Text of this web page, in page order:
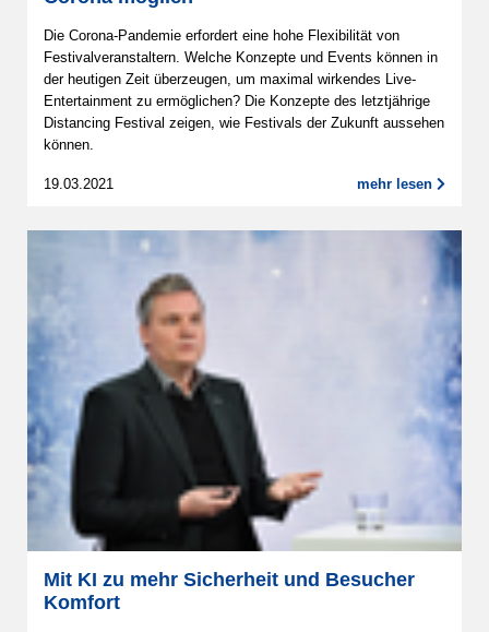
Die Corona-Pandemie erfordert eine hohe Flexibilität von
Festivalveranstaltern. Welche Konzepte und Events können in
der heutigen Zeit überzeugen, um maximal wirkendes Live-
Entertainment zu ermöglichen? Die Konzepte des letztjährige
Distancing Festival zeigen, wie Festivals der Zukunft aussehen
können.
19.03.2021 mehr lesen
Mit KI zu mehr Sicherheit und Besucher
Komfort